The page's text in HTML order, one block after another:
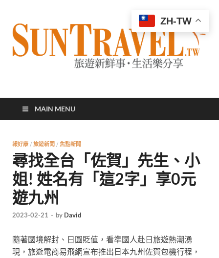
太陽網
MAIN MENU
報好康 / 旅遊新聞 / 焦點新聞
尋找全台「佐賀」先生、小
姐! 姓名有「這2字」享0元
遊九州
2023-02-21 - by David
隨著國境解封、日圓貶值，看準國人赴日旅遊熱潮湧
現，旅遊電商易飛網宣布推出日本九州佐賀包機行程，
ZH-TW